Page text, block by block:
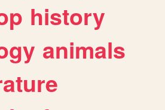
history
animals